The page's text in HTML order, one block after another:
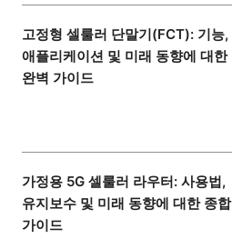
고정형 셀룰러 단말기(FCT): 기능,
애플리케이션 및 미래 동향에 대한
완벽 가이드
가정용 5G 셀룰러 라우터: 사용법,
유지보수 및 미래 동향에 대한 종합
가이드